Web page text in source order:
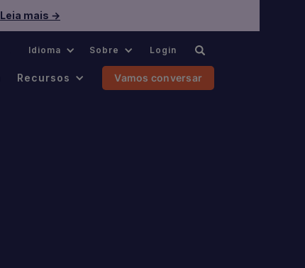
Leia mais →
Idioma Sobre Login
Recursos Vamos conversar